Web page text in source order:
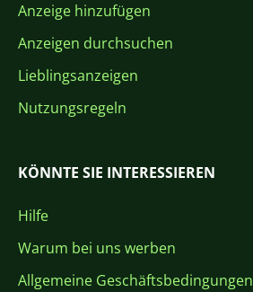
Anzeige hinzufügen
Anzeigen durchsuchen
Lieblingsanzeigen
Nutzungsregeln
KÖNNTE SIE INTERESSIEREN
Hilfe
Warum bei uns werben
Allgemeine Geschäftsbedingungen